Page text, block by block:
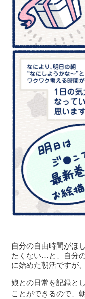
自分の自由時間がほ
たくない…と、自分
に始めた朝活ですが
娘との日常を記録と
ことができるので、